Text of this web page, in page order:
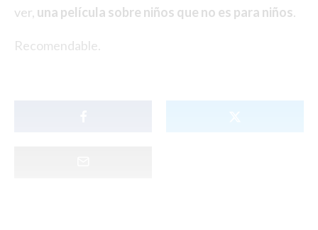
ver, una película sobre niños que no es para niños.
Recomendable.